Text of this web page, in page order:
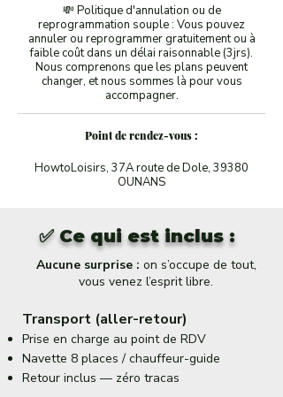
💸 Politique d'annulation ou de
reprogrammation souple : Vous pouvez
annuler ou reprogrammer gratuitement ou à
faible coût dans un délai raisonnable (3jrs).
Nous comprenons que les plans peuvent
changer, et nous sommes là pour vous
accompagner.
Point de rendez-vous :
HowtoLoisirs, 37A route de Dole, 39380
OUNANS
✅ Ce qui est inclus :
Aucune surprise : on s’occupe de tout,
vous venez l’esprit libre.
Transport (aller-retour)
Prise en charge au point de RDV
Navette 8 places / chauffeur-guide
Retour inclus — zéro tracas